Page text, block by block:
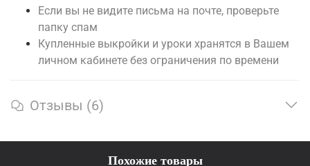
Если вы не видите письма на почте, проверьте
папку спам
Купленные выкройки и уроки хранятся в Вашем
личном кабинете без ограничения по времени
Отзывы (6)
Похожие товары